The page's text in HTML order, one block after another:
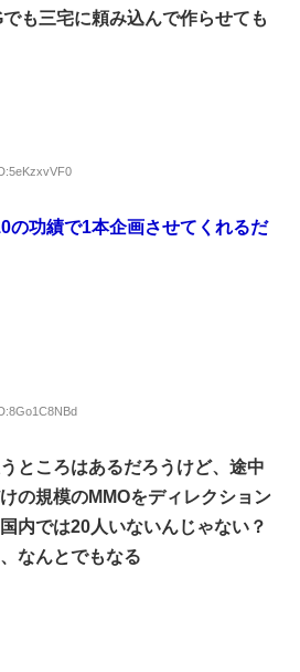
も三宅に頼み込んで作らせても
の功績で1本企画させてくれるだ
ところはあるだろうけど、途中
の規模のMMOをディレクション
内では20人いないんじゃない？
なんとでもなる